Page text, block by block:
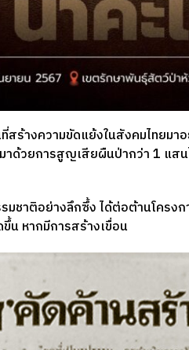
ที่สร้างความขัดแย้งในสังคมไทยม
ด้วยการสูญเสียผืนป่ากว่า 1 แส
มชาติอย่างลึกซึ้ง ได้ต่อต้านโครง
น หากมีการสร้างเขื่อน